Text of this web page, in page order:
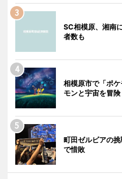
SC相模原、湘南
者数も
相模原市で「ポ
モンと宇宙を冒険
町田ゼルビアの
で惜敗